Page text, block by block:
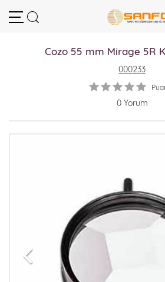
Cozo 55 mm Mirage 5R
000233
0 Yorum